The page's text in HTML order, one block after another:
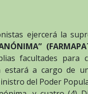
ejercerá la
facultades
estará a cargo de
del Poder